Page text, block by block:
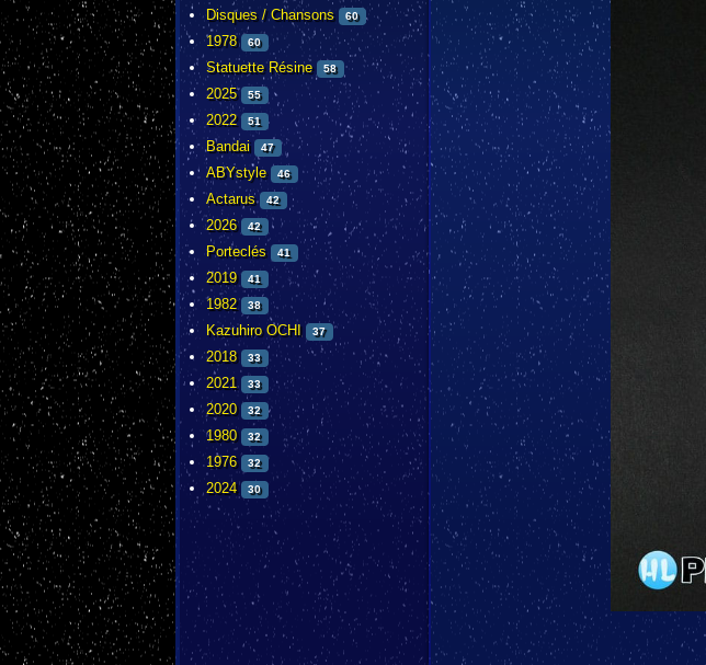
Disques / Chansons 60
1978 60
Statuette Résine 58
2025 55
2022 51
Bandai 47
ABYstyle 46
Actarus 42
2026 42
Porteclés 41
2019 41
1982 38
Kazuhiro OCHI 37
2018 33
2021 33
2020 32
1980 32
1976 32
2024 30